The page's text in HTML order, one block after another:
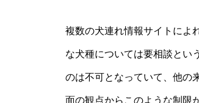
複数の犬連れ情報サイトによ
な犬種については要相談とい
のは不可となっていて、他の
面の観点からこのような制限